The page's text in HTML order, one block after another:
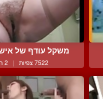
משקל עודף של
7522 צפיות | 2 המלצות